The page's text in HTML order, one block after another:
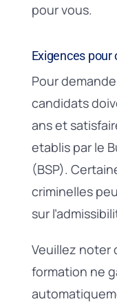
pour vous.
Exigences pour
Pour
candidats
ans et
etablis par le
(BSP).
criminelles
sur
Veuillez noter
formation ne